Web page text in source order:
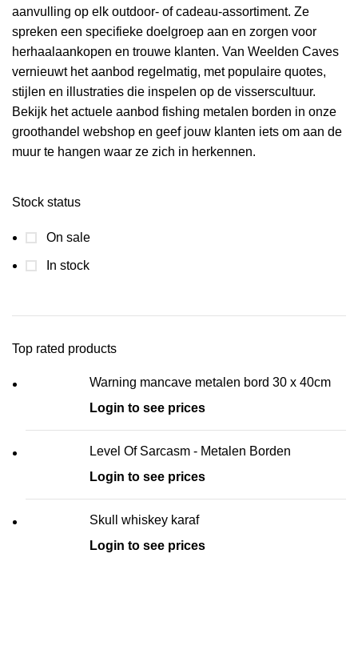
Stock status
On sale
In stock
Top rated products
Warning mancave metalen bord 30 x 40cm
Login to see prices
Level Of Sarcasm - Metalen Borden
Login to see prices
Skull whiskey karaf
Login to see prices
aanvulling op elk outdoor- of cadeau-assortiment. Ze
spreken een specifieke doelgroep aan en zorgen voor
herhaalaankopen en trouwe klanten. Van Weelden Caves
vernieuwt het aanbod regelmatig, met populaire quotes,
stijlen en illustraties die inspelen op de visserscultuur.
Bekijk het actuele aanbod fishing metalen borden in onze
groothandel webshop en geef jouw klanten iets om aan de
muur te hangen waar ze zich in herkennen.